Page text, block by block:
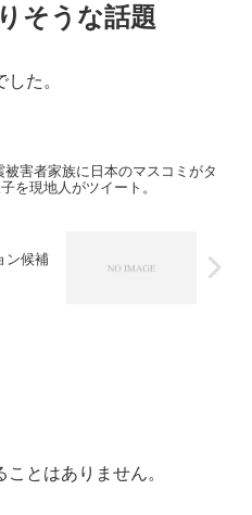
そうな話題
た。
被害者家族に日本のマスコミがタ
を現地人がツイート。
ン候補
とはありません。